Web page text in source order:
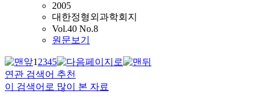
2005
대한정형외과학회지
Vol.40 No.8
원문보기
12345
연관 검색어 추천
이 검색어로 많이 본 자료